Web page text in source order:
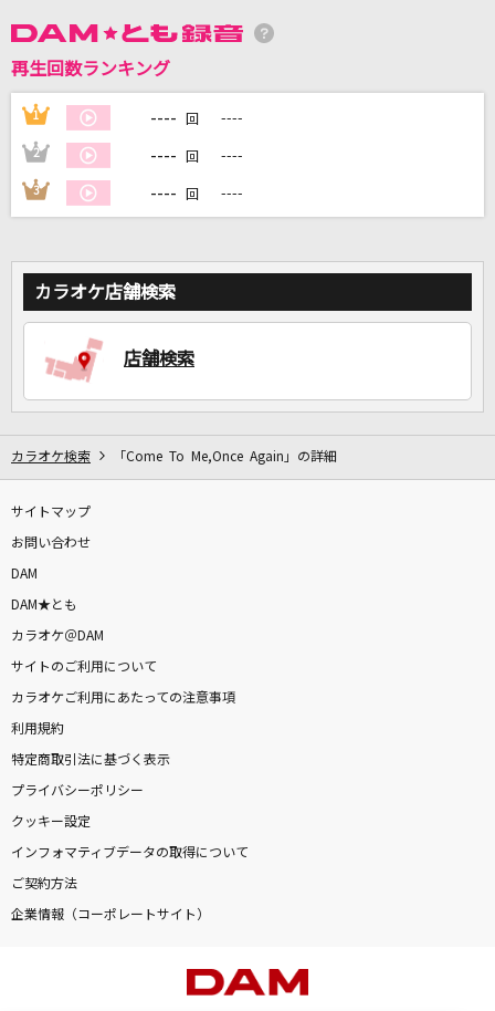
再生回数ランキング
1 ---- 回 ----
2 ---- 回 ----
3 ---- 回 ----
カラオケ店舗検索
店舗検索
カラオケ検索 「Come To Me,Once Again」の詳細
サイトマップ
お問い合わせ
DAM
DAM★とも
カラオケ＠DAM
サイトのご利用について
カラオケご利用にあたっての注意事項
利用規約
特定商取引法に基づく表示
プライバシーポリシー
クッキー設定
インフォマティブデータの取得について
ご契約方法
企業情報（コーポレートサイト）